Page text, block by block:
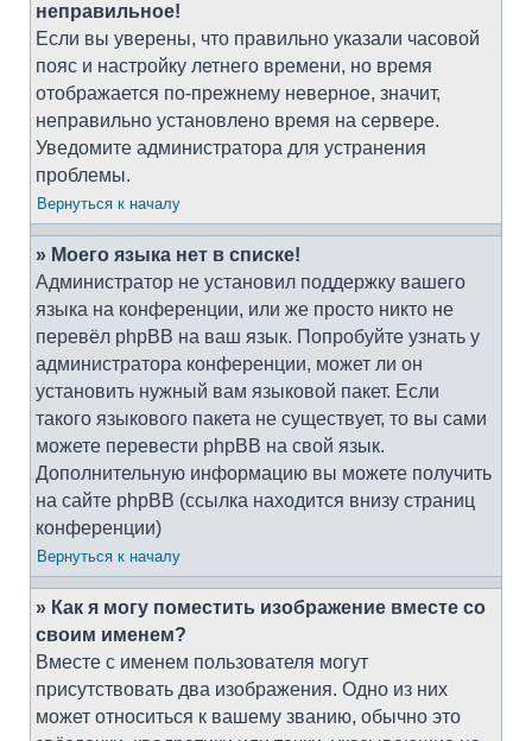
неправильное!
Если вы уверены, что правильно указали часовой
пояс и настройку летнего времени, но время
отображается по-прежнему неверное, значит,
неправильно установлено время на сервере.
Уведомите администратора для устранения
проблемы.
Вернуться к началу
» Моего языка нет в списке!
Администратор не установил поддержку вашего
языка на конференции, или же просто никто не
перевёл phpBB на ваш язык. Попробуйте узнать у
администратора конференции, может ли он
установить нужный вам языковой пакет. Если
такого языкового пакета не существует, то вы сами
можете перевести phpBB на свой язык.
Дополнительную информацию вы можете получить
на сайте phpBB (ссылка находится внизу страниц
конференции)
Вернуться к началу
» Как я могу поместить изображение вместе со
своим именем?
Вместе с именем пользователя могут
присутствовать два изображения. Одно из них
может относиться к вашему званию, обычно это